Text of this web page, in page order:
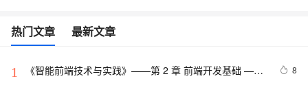
热门文章 最新文章
1
《智能前端技术与实践》——第 2 章 前端开发基础 ——
8